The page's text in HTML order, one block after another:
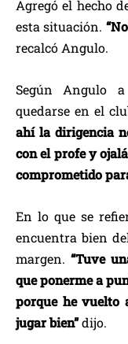
Agregó el hecho
esta situación.
recalcó Angulo.
Según Angulo
quedarse en el
ahí la dirigencia
con el profe y
comprometido
En lo que se
encuentra bien
margen. “Tuve
que ponerme a
porque he vuelto
jugar bien”dijo.